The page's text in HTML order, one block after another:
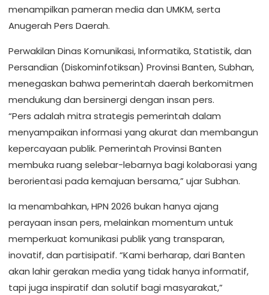
menampilkan pameran media dan UMKM, serta
Anugerah Pers Daerah.
Perwakilan Dinas Komunikasi, Informatika, Statistik, dan
Persandian (Diskominfotiksan) Provinsi Banten, Subhan,
menegaskan bahwa pemerintah daerah berkomitmen
mendukung dan bersinergi dengan insan pers.
“Pers adalah mitra strategis pemerintah dalam
menyampaikan informasi yang akurat dan membangun
kepercayaan publik. Pemerintah Provinsi Banten
membuka ruang selebar-lebarnya bagi kolaborasi yang
berorientasi pada kemajuan bersama,” ujar Subhan.
Ia menambahkan, HPN 2026 bukan hanya ajang
perayaan insan pers, melainkan momentum untuk
memperkuat komunikasi publik yang transparan,
inovatif, dan partisipatif. “Kami berharap, dari Banten
akan lahir gerakan media yang tidak hanya informatif,
tapi juga inspiratif dan solutif bagi masyarakat,”